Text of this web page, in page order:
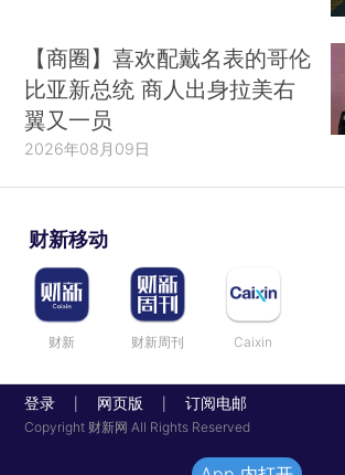
【商圈】喜欢配戴名表的哥伦
比亚新总统 商人出身拉美右
翼又一员
2026年08月09日
财新移动
财新 财新周刊 Caixin
登录 网页版 订阅电邮
Copyright 财新网 All Rights Reserved